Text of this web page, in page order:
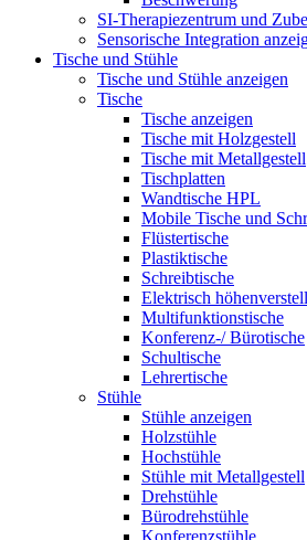
SI-Therapiezentrum und
Sensorische Integration
Tische und Stühle
Tische und Stühle anzeigen
Tische
Tische anzeigen
Tische mit Holzgestell
Tische mit Metallgestell
Tischplatten
Wandtische HPL
Mobile Tische und
Flüstertische
Plastiktische
Schreibtische
Elektrisch
Multifunktionstische
Konferenz-/ Bürotische
Schultische
Lehrertische
Stühle
Stühle anzeigen
Holzstühle
Hochstühle
Stühle mit Metallgestell
Drehstühle
Bürodrehstühle
Konferenzstühle